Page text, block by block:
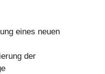
eines neuen
der